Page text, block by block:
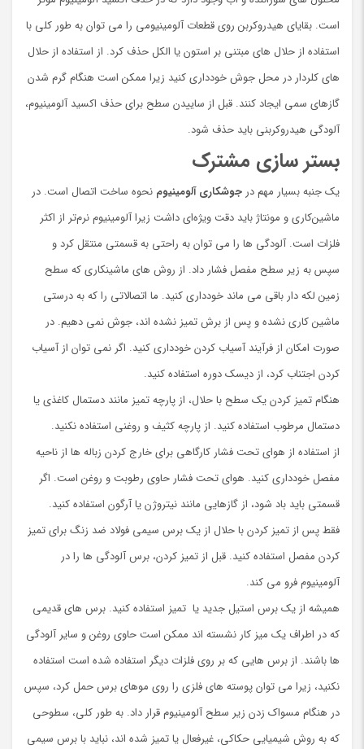
است. بقایای هیدروکربن روی قطعات آلومینیومی را می توان به طور کلی با
استفاده از حلال های مبتنی بر استون یا الکل حذف کرد. از استفاده از حلال
های کلردار در محل جوش خودداری کنید زیرا ممکن است هنگام گرم شدن
گازهای سمی ایجاد کنند. قبل از ساییدن سطح برای حذف اکسید آلومینیوم،
آلودگی هیدروکربنی باید حذف شود.
بستر سازی مشترک
یک جنبه بسیار مهم در جوشکاری آلومینیوم نحوه ساخت اتصال است. در
ماشین‌کاری و مونتاژ باید دقت ویژه‌ای داشت زیرا آلومینیوم نرم‌تر از اکثر
فلزات است. آلودگی ها را می توان به راحتی به قسمتی منتقل کرد و
سپس به زیر سطح مفصل فشار داد. از روش های ماشینکاری که سطح
زمین لکه دار باقی می ماند خودداری کنید. ما اتصالاتی را که به درستی
ماشین کاری نشده و پس از برش تمیز نشده اند، جوش نمی دهیم. در
صورت امکان از فرآیند آسیاب کردن خودداری کنید. اگر نمی توان از آسیاب
کردن اجتناب کرد، از دیسک دوره استفاده کنید.
هنگام تمیز کردن یک سطح با حلال، از پارچه تمیز مانند دستمال کاغذی يا
دستمال مرطوب استفاده کنید. از پارچه کثیف و روغنی استفاده نکنید.
از استفاده از هوای تحت فشار کارگاهی برای خارج کردن زباله ها از ناحیه
مفصل خودداری کنید. هوای تحت فشار حاوی رطوبت و روغن است. اگر
قسمتی باید باد شود، از گازهایی مانند نیتروژن یا آرگون استفاده کنید.
فقط پس از تمیز کردن با حلال از یک برس سیمی فولاد ضد زنگ برای تمیز
کردن مفصل استفاده کنید. قبل از تمیز کردن، برس آلودگی ها را در
آلومینیوم فرو می کند.
همیشه از یک برس استیل جدید یا تمیز استفاده کنید. برس های قدیمی
که در اطراف یک میز کار نشسته اند ممکن است حاوی روغن و سایر آلودگی
ها باشند. از برس هایی که بر روی فلزات دیگر استفاده شده است استفاده
نکنید، زیرا می توان پوسته های فلزی را روی موهای برس حمل کرد، سپس
در هنگام مسواک زدن زیر سطح آلومینیوم قرار داد. به طور کلی، سطوحی
که به روش شیمیایی حکاکی، غیرفعال یا تمیز شده اند، نباید با برس سیمی